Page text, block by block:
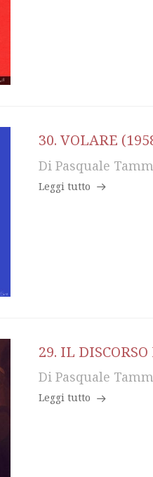
30. VOLARE
DiPasquale
Leggi tutto
29. IL
DiPasquale
Leggi tutto